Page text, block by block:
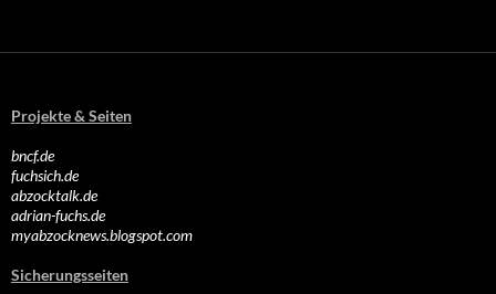
Projekte & Seiten
bncf.de
fuchsich.de
abzocktalk.de
adrian-fuchs.de
myabzocknews.blogspot.com
Sicherungsseiten